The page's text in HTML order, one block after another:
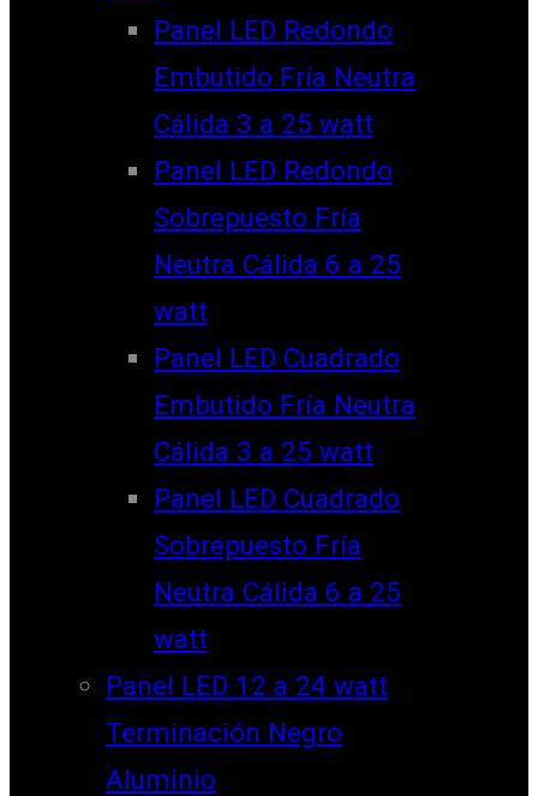
Panel LED Redondo
Embutido Fría Neutra
Cálida 3 a 25 watt
Panel LED Redondo
Sobrepuesto Fría
Neutra Cálida 6 a 25
watt
Panel LED Cuadrado
Embutido Fría Neutra
Cálida 3 a 25 watt
Panel LED Cuadrado
Sobrepuesto Fría
Neutra Cálida 6 a 25
watt
Panel LED 12 a 24 watt
Terminación Negro
Aluminio